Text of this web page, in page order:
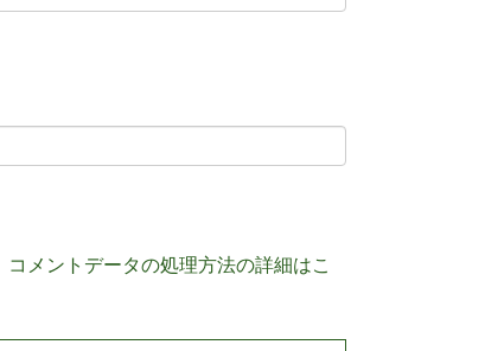
コメントデータの処理方法の詳細はこ